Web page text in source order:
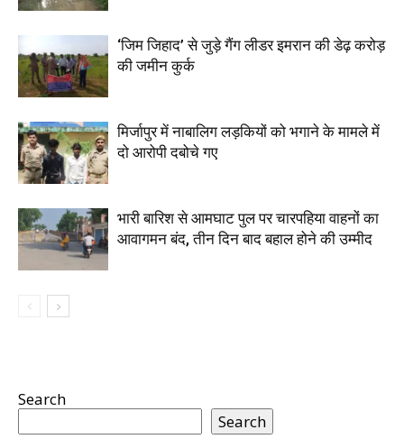
‘जिम जिहाद’ से जुड़े गैंग लीडर इमरान की डेढ़ करोड़
की जमीन कुर्क
मिर्जापुर में नाबालिग लड़कियों को भगाने के मामले में
दो आरोपी दबोचे गए
भारी बारिश से आमघाट पुल पर चारपहिया वाहनों का
आवागमन बंद, तीन दिन बाद बहाल होने की उम्मीद
Search
Search